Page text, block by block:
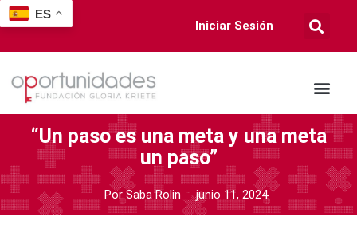
Iniciar Sesión
“Un paso es una meta y una meta
un paso”
Por Saba Rolin junio 11, 2024
ES